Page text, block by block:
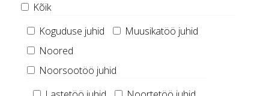
Kõik
Koguduse juhid
Muusikatöö juhid
Noored
Noorsootöö juhid